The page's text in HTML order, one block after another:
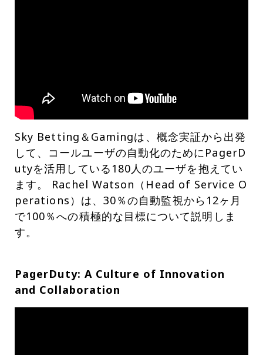
Sky Betting＆Gamingは、概念実証から出発
して、コールユーザの自動化のためにPagerD
utyを活用している180人のユーザを抱えてい
ます。 Rachel Watson（Head of Service O
perations）は、30％の自動監視から12ヶ月
で100％への積極的な目標について説明しま
す。
PagerDuty: A Culture of Innovation
and Collaboration